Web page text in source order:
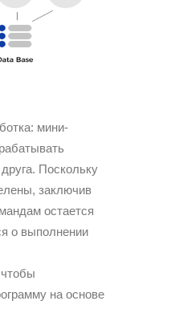
мини-
Поскольку
заключив
остается
о выполнении
на основе